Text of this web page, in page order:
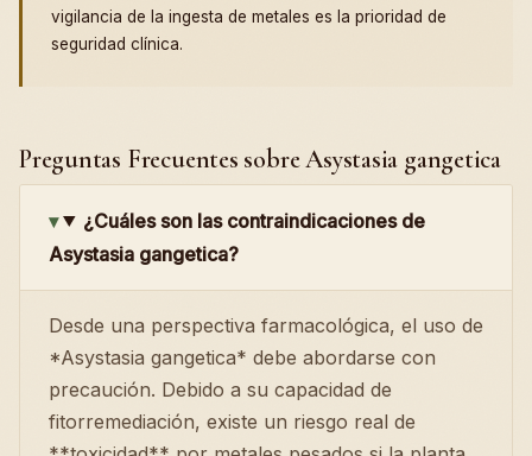
vigilancia de la ingesta de metales es la prioridad de
seguridad clínica.
Preguntas Frecuentes sobre Asystasia gangetica
¿Cuáles son las contraindicaciones de
Asystasia gangetica?
Desde una perspectiva farmacológica, el uso de
*Asystasia gangetica* debe abordarse con
precaución. Debido a su capacidad de
fitorremediación, existe un riesgo real de